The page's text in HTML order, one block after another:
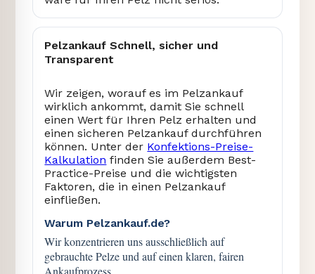
Pelzankauf Schnell, sicher und
Transparent
Wir zeigen, worauf es im Pelzankauf
wirklich ankommt, damit Sie schnell
einen Wert für Ihren Pelz erhalten und
einen sicheren Pelzankauf durchführen
können. Unter der Konfektions-Preise-
Kalkulation finden Sie außerdem Best-
Practice-Preise und die wichtigsten
Faktoren, die in einen Pelzankauf
einfließen.
Warum Pelzankauf.de?
Wir konzentrieren uns ausschließlich auf
gebrauchte Pelze und auf einen klaren, fairen
Ankaufprozess.